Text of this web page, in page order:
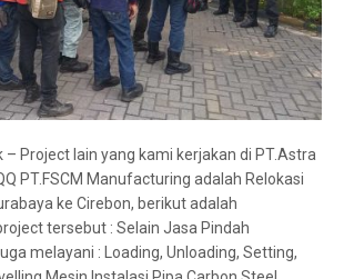
– Project lain yang kami kerjakan di PT.Astra
PT.FSCM Manufacturing adalah Relokasi
ke Cirebon, berikut adalah
tersebut : Selain Jasa Pindah
melayani : Loading, Unloading, Setting,